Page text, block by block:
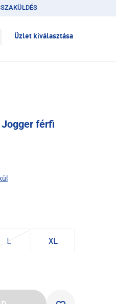
Üzlet kiválasztása
férfi
L XL